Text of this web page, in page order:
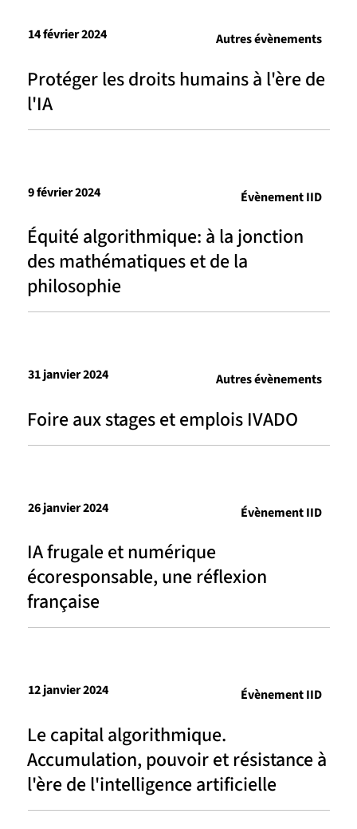
Protéger les droits humains à l'ère de
l'IA
14 février 2024 Autres évènements
Équité algorithmique: à la jonction
des mathématiques et de la
philosophie
9 février 2024 Évènement IID
Foire aux stages et emplois IVADO
31 janvier 2024 Autres évènements
IA frugale et numérique
écoresponsable, une réflexion
française
26 janvier 2024 Évènement IID
Le capital algorithmique.
Accumulation, pouvoir et résistance à
l'ère de l'intelligence artificielle
12 janvier 2024 Évènement IID